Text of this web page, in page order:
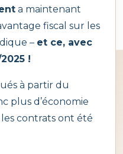
ou GSM.
Consultez vos
de vos sinistres.
2 550 05 55
55 505
a maintenant
fiscal sur les
– et ce, avec
!
à partir du
plus d’économie
les contrats ont été